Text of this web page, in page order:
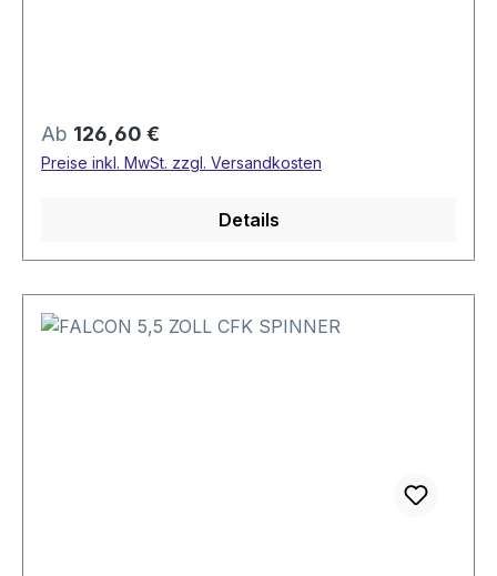
Regulärer Preis:
Ab 126,60 €
Preise inkl. MwSt. zzgl. Versandkosten
Details